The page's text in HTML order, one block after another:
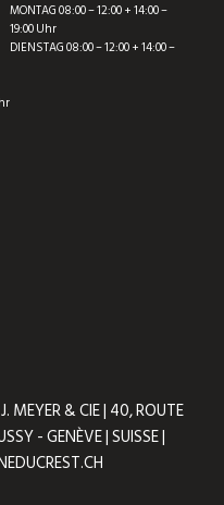
MONTAG 08:00 – 12:00 + 14:00 –
19:00 Uhr
DIENSTAG 08:00 – 12:00 + 14:00 –
MEYER & CIE | 40, ROUTE
- GENÈVE | SUISSE |